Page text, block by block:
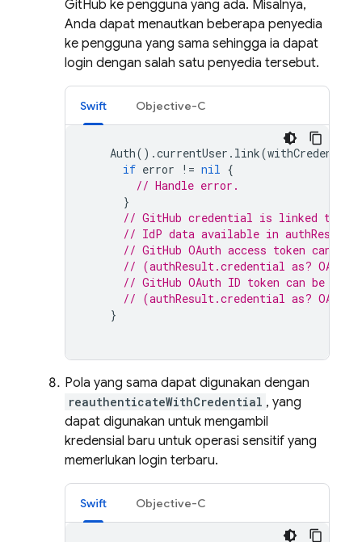
GitHub ke pengguna yang ada. Misalnya,
Anda dapat menautkan beberapa penyedia
ke pengguna yang sama sehingga ia dapat
login dengan salah satu penyedia tersebut.
Swift Objective-C
Auth().currentUser . link(withCredential
if error != nil {
// Handle error.
}
// GitHub credential is linked to
// IdP data available in
// GitHub OAuth access token can
// (authResult.credential as?
// GitHub OAuth ID token can be
// (authResult.credential as?
}
Pola yang sama dapat digunakan dengan
reauthenticateWithCredential , yang
dapat digunakan untuk mengambil
kredensial baru untuk operasi sensitif yang
memerlukan login terbaru.
Swift Objective-C